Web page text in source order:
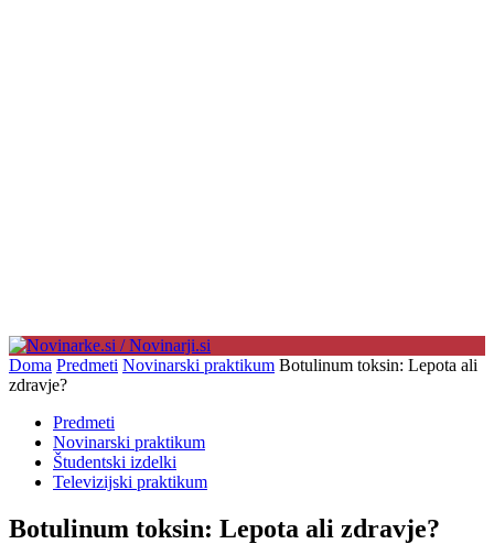
Doma Predmeti Novinarski praktikum Botulinum toksin: Lepota ali
zdravje?
Predmeti
Novinarski praktikum
Študentski izdelki
Televizijski praktikum
Botulinum toksin: Lepota ali zdravje?